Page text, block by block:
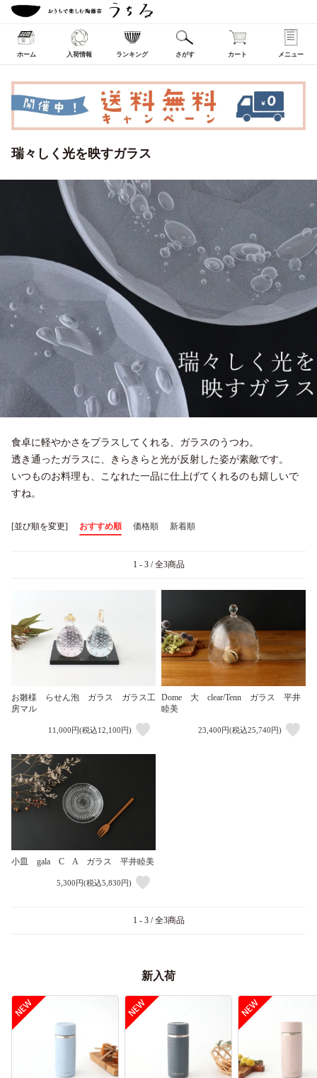
ホーム 入荷情報 ランキング さがす カート メニュー
瑞々しく光を映すガラス
食卓に軽やかさをプラスしてくれる、ガラスのうつわ。
透き通ったガラスに、きらきらと光が反射した姿が素敵です。
いつものお料理も、こなれた一品に仕上げてくれるのも嬉しいで
すね。
[並び順を変更] おすすめ順 価格順 新着順
1 - 3 / 全3商品
お雛様 らせん泡 ガラス ガラス工
房マル
11,000円(税込12,100円)
Dome 大 clear/Tenn ガラス 平井
睦美
23,400円(税込25,740円)
小皿 gala C A ガラス 平井睦美
5,300円(税込5,830円)
1 - 3 / 全3商品
新入荷